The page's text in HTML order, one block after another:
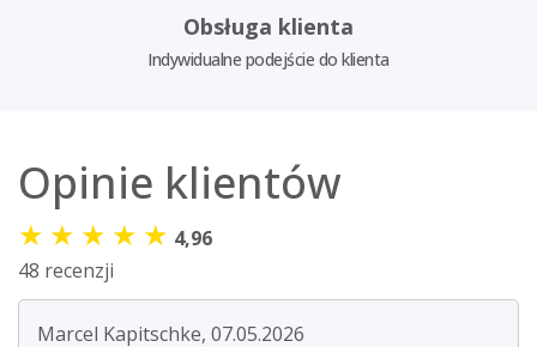
Obsługa klienta
Indywidualne podejście do klienta
Opinie klientów
★ ★ ★ ★ ★ 4,96
48 recenzji
Marcel Kapitschke, 07.05.2026